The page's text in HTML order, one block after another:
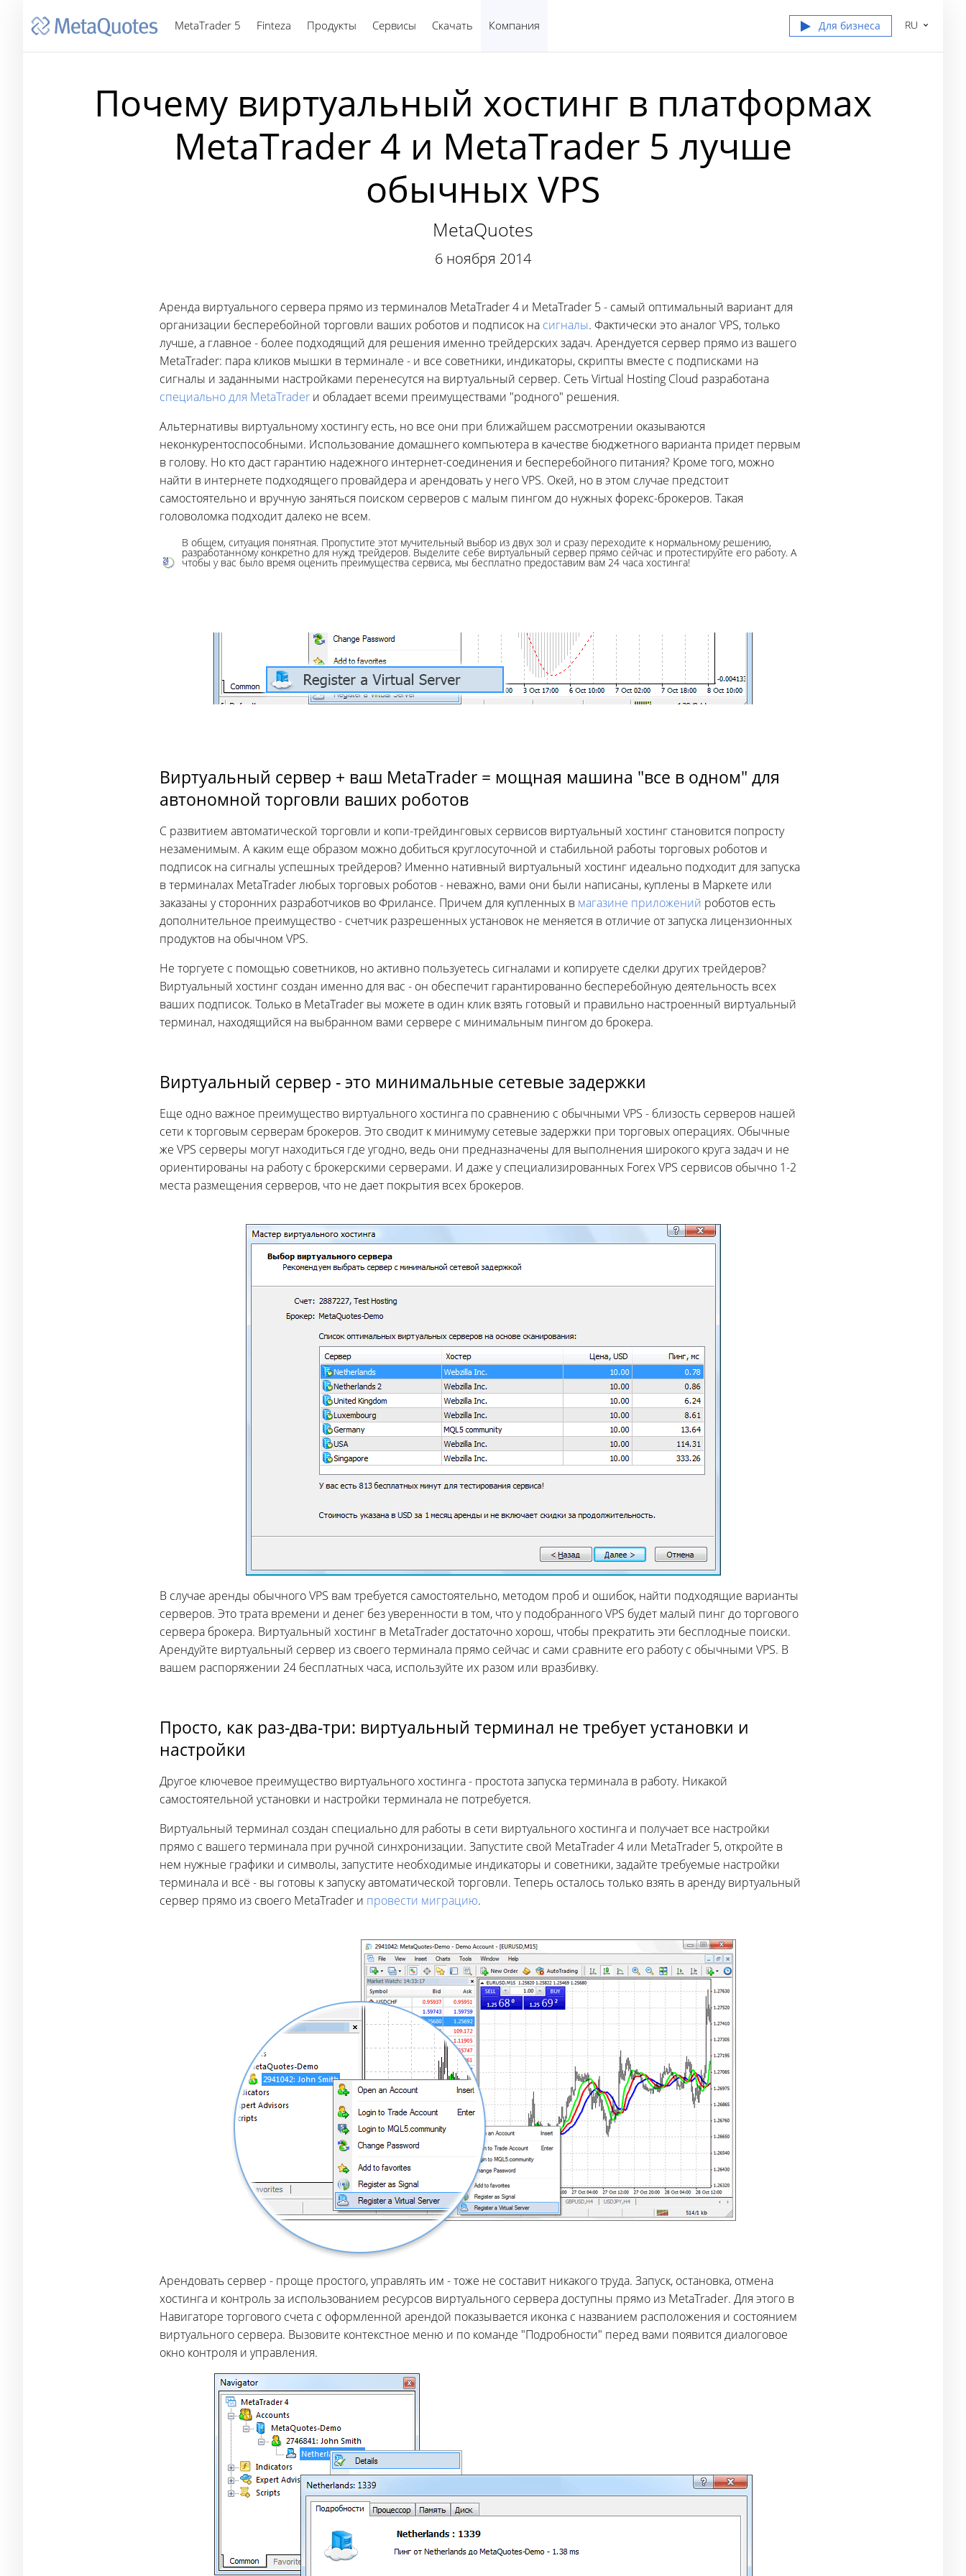
MetaTrader 5 Finteza Продукты Сервисы Скачать Компания Для бизнеса RU
Почему виртуальный хостинг в платформах
MetaTrader 4 и MetaTrader 5 лучше
обычных VPS
MetaQuotes
6 ноября 2014
Аренда виртуального сервера прямо из терминалов MetaTrader 4 и MetaTrader 5 - самый оптимальный вариант для
организации бесперебойной торговли ваших роботов и подписок на сигналы. Фактически это аналог VPS, только
лучше, а главное - более подходящий для решения именно трейдерских задач. Арендуется сервер прямо из вашего
MetaTrader: пара кликов мышки в терминале - и все советники, индикаторы, скрипты вместе с подписками на
сигналы и заданными настройками перенесутся на виртуальный сервер. Сеть Virtual Hosting Cloud разработана
специально для MetaTrader и обладает всеми преимуществами "родного" решения.
Альтернативы виртуальному хостингу есть, но все они при ближайшем рассмотрении оказываются
неконкурентоспособными. Использование домашнего компьютера в качестве бюджетного варианта придет первым
в голову. Но кто даст гарантию надежного интернет-соединения и бесперебойного питания? Кроме того, можно
найти в интернете подходящего провайдера и арендовать у него VPS. Окей, но в этом случае предстоит
самостоятельно и вручную заняться поиском серверов с малым пингом до нужных форекс-брокеров. Такая
головоломка подходит далеко не всем.
В общем, ситуация понятная. Пропустите этот мучительный выбор из двух зол и сразу переходите к нормальному решению,
разработанному конкретно для нужд трейдеров. Выделите себе виртуальный сервер прямо сейчас и протестируйте его работу. А
чтобы у вас было время оценить преимущества сервиса, мы бесплатно предоставим вам 24 часа хостинга!
Виртуальный сервер + ваш MetaTrader = мощная машина "все в одном" для
автономной торговли ваших роботов
С развитием автоматической торговли и копи-трейдинговых сервисов виртуальный хостинг становится попросту
незаменимым. А каким еще образом можно добиться круглосуточной и стабильной работы торговых роботов и
подписок на сигналы успешных трейдеров? Именно нативный виртуальный хостинг идеально подходит для запуска
в терминалах MetaTrader любых торговых роботов - неважно, вами они были написаны, куплены в Маркете или
заказаны у сторонних разработчиков во Фрилансе. Причем для купленных в магазине приложений роботов есть
дополнительное преимущество - счетчик разрешенных установок не меняется в отличие от запуска лицензионных
продуктов на обычном VPS.
Не торгуете с помощью советников, но активно пользуетесь сигналами и копируете сделки других трейдеров?
Виртуальный хостинг создан именно для вас - он обеспечит гарантированно бесперебойную деятельность всех
ваших подписок. Только в MetaTrader вы можете в один клик взять готовый и правильно настроенный виртуальный
терминал, находящийся на выбранном вами сервере с минимальным пингом до брокера.
Виртуальный сервер - это минимальные сетевые задержки
Еще одно важное преимущество виртуального хостинга по сравнению с обычными VPS - близость серверов нашей
сети к торговым серверам брокеров. Это сводит к минимуму сетевые задержки при торговых операциях. Обычные
же VPS серверы могут находиться где угодно, ведь они предназначены для выполнения широкого круга задач и не
ориентированы на работу с брокерскими серверами. И даже у специализированных Forex VPS сервисов обычно 1-2
места размещения серверов, что не дает покрытия всех брокеров.
В случае аренды обычного VPS вам требуется самостоятельно, методом проб и ошибок, найти подходящие варианты
серверов. Это трата времени и денег без уверенности в том, что у подобранного VPS будет малый пинг до торгового
сервера брокера. Виртуальный хостинг в MetaTrader достаточно хорош, чтобы прекратить эти бесплодные поиски.
Арендуйте виртуальный сервер из своего терминала прямо сейчас и сами сравните его работу с обычными VPS. В
вашем распоряжении 24 бесплатных часа, используйте их разом или вразбивку.
Просто, как раз-два-три: виртуальный терминал не требует установки и
настройки
Другое ключевое преимущество виртуального хостинга - простота запуска терминала в работу. Никакой
самостоятельной установки и настройки терминала не потребуется.
Виртуальный терминал создан специально для работы в сети виртуального хостинга и получает все настройки
прямо с вашего терминала при ручной синхронизации. Запустите свой MetaTrader 4 или MetaTrader 5, откройте в
нем нужные графики и символы, запустите необходимые индикаторы и советники, задайте требуемые настройки
терминала и всё - вы готовы к запуску автоматической торговли. Теперь осталось только взять в аренду виртуальный
сервер прямо из своего MetaTrader и провести миграцию.
Арендовать сервер - проще простого, управлять им - тоже не составит никакого труда. Запуск, остановка, отмена
хостинга и контроль за использованием ресурсов виртуального сервера доступны прямо из MetaTrader. Для этого в
Навигаторе торгового счета с оформленной арендой показывается иконка с названием расположения и состоянием
виртуального сервера. Вызовите контекстное меню и по команде "Подробности" перед вами появится диалоговое
окно контроля и управления.